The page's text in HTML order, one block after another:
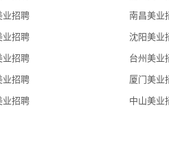
熟能生巧，取得成功，发展是生存
的经营理念，不断完善企业软硬件配
，迫切地需要有志奉献的员工，希望
业招聘 南昌美业
业招聘 沈阳美业
业招聘 台州美业
业招聘 厦门美业
业招聘 中山美业